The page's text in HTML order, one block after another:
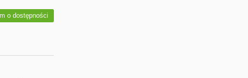
o dostępności